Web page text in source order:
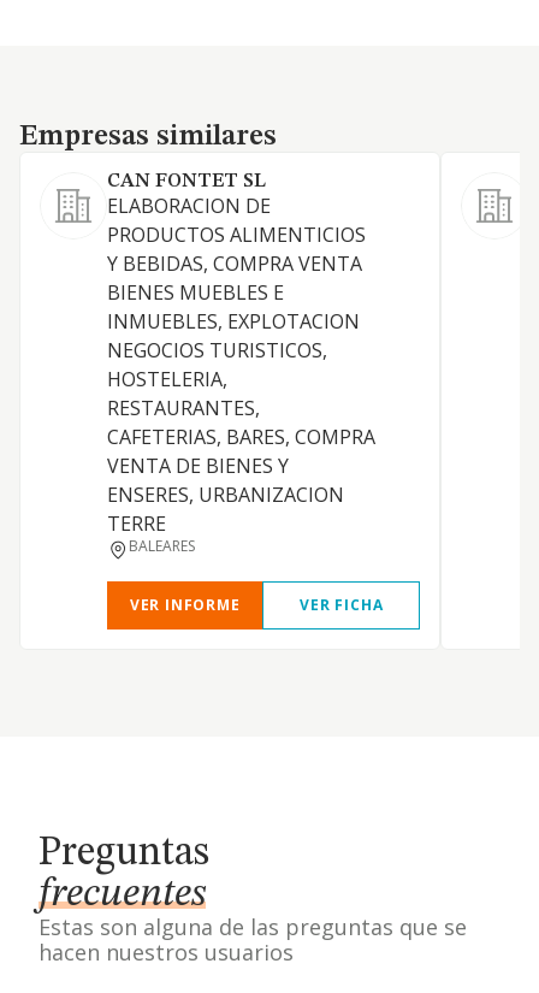
Empresas similares
Empresas similares
CAN FONTET SL
ELABORACION DE
PRODUCTOS ALIMENTICIOS
Y BEBIDAS, COMPRA VENTA
BIENES MUEBLES E
INMUEBLES, EXPLOTACION
NEGOCIOS TURISTICOS,
HOSTELERIA,
RESTAURANTES,
CAFETERIAS, BARES, COMPRA
VENTA DE BIENES Y
ENSERES, URBANIZACION
TERRE
BALEARES
VER INFORME VER FICHA
Preguntas
frecuentes
Estas son alguna de las preguntas que se
hacen nuestros usuarios